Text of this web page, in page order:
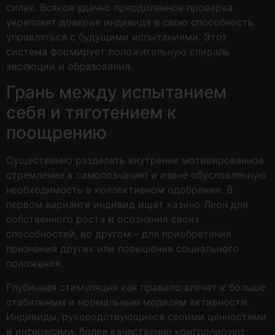
силах. Всякое удачно преодоленное проверка
укрепляет доверие индивида в свою способность
управляться с будущими испытаниями. Этот
система формирует положительную спираль
эволюции и образования.
Грань между испытанием
себя и тяготением к
поощрению
Существенно разделять внутренне мотивированное
стремление к самопознанию и извне обусловленную
необходимость в коллективном одобрении. В
первом варианте индивид ищет казино Леон для
собственного роста и осознания своих
способностей, во другом – для приобретения
признания других или повышения социального
положения.
Глубинная стимуляция как правило влечет к больше
стабильным и нормальным моделям активности.
Индивиды, руководствующиеся своими ценностями
и интересами, более качественно контролируют